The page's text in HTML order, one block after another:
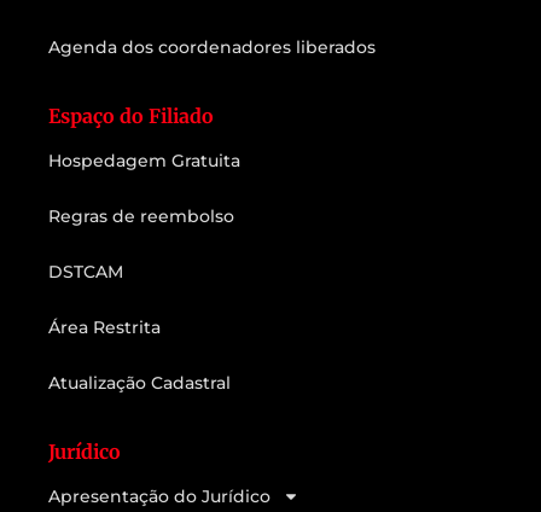
Agenda dos coordenadores liberados
Espaço do Filiado
Hospedagem Gratuita
Regras de reembolso
DSTCAM
Área Restrita
Atualização Cadastral
Jurídico
Apresentação do Jurídico